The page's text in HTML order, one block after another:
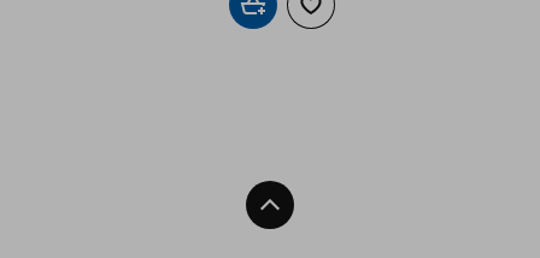
Добави в кошницата
Добави към списъка с
Нагоре